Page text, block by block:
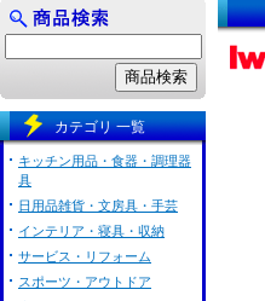
カテゴリ 一覧
キッチン用品・食器・調理器
具
日用品雑貨・文房具・手芸
インテリア・寝具・収納
サービス・リフォーム
スポーツ・アウトドア